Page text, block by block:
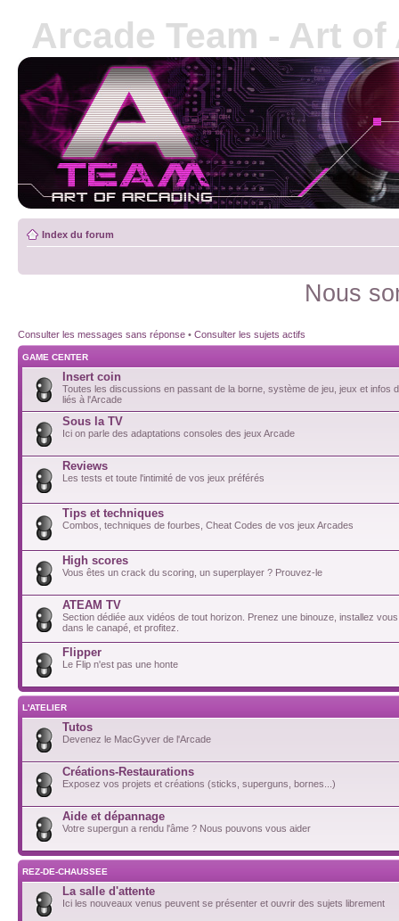
Arcade Team - Art
Index du forum
Nous
Consulter les messages sans réponse • Consulter les sujets actifs
GAME CENTER
Insert coin
Toutes les discussions en passant de la borne, système de jeu, jeux et infos
liés à l'Arcade
Sous la TV
Ici on parle des adaptations consoles des jeux Arcade
Reviews
Les tests et toute l'intimité de vos jeux préférés
Tips et techniques
Combos, techniques de fourbes, Cheat Codes de vos jeux Arcades
High scores
Vous êtes un crack du scoring, un superplayer ? Prouvez-le
ATEAM TV
Section dédiée aux vidéos de tout horizon. Prenez une binouze, installez
dans le canapé, et profitez.
Flipper
Le Flip n'est pas une honte
L'ATELIER
Tutos
Devenez le MacGyver de l'Arcade
Créations-Restaurations
Exposez vos projets et créations (sticks, superguns, bornes...)
Aide et dépannage
Votre supergun a rendu l'âme ? Nous pouvons vous aider
REZ-DE-CHAUSSEE
La salle d'attente
Ici les nouveaux venus peuvent se présenter et ouvrir des sujets librement